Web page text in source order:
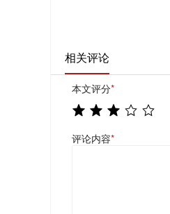
相关评论
本文评分*
评论内容*